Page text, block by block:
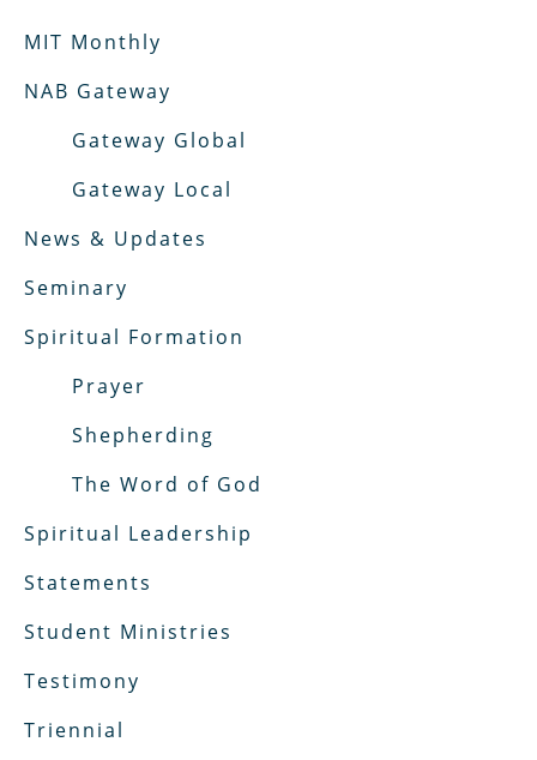
MIT Monthly
NAB Gateway
Gateway Global
Gateway Local
News & Updates
Seminary
Spiritual Formation
Prayer
Shepherding
The Word of God
Spiritual Leadership
Statements
Student Ministries
Testimony
Triennial